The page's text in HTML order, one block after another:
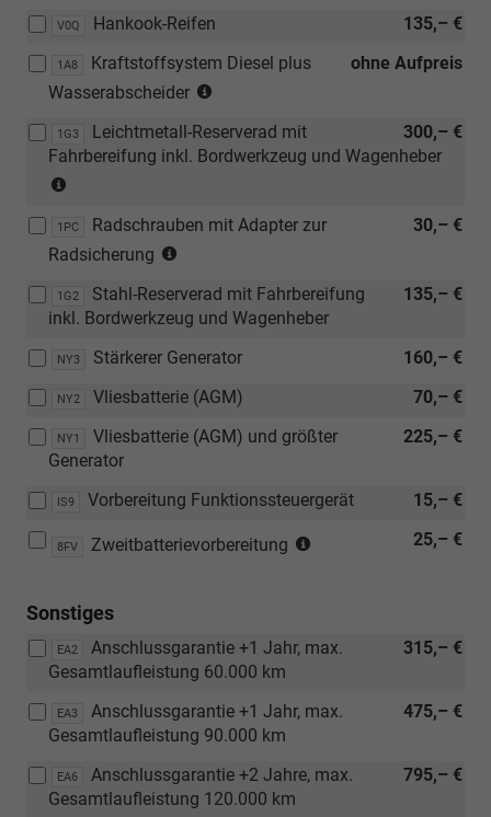
V0Q 135,– €
Hankook-Reifen
1A8 ohne Aufpreis
Kraftstoffsystem Diesel plus
Wasserabscheider
Verbindung
mit
1G3 300,– €
Leichtmetall-Reserverad mit
Fahrbereifung inkl. Bordwerkzeug und Wagenheber
Verbindung
mit
1PC 30,– €
Radschrauben mit Adapter zur
Radsicherung
Verbindung
mit
1G2 135,– €
Stahl-Reserverad mit Fahrbereifung
inkl. Bordwerkzeug und Wagenheber
NY3 160,– €
Stärkerer Generator
NY2 70,– €
Vliesbatterie (AGM)
NY1 225,– €
Vliesbatterie (AGM) und größter
Generator
IS9 15,– €
Vorbereitung Funktionssteuergerät
8FV 25,– €
Zweitbatterievorbereitung
Vorbereitung
oder
mit
Sonstiges
EA2 315,– €
Anschlussgarantie +1 Jahr, max.
Gesamtlaufleistung 60.000 km
EA3 475,– €
Anschlussgarantie +1 Jahr, max.
Gesamtlaufleistung 90.000 km
EA6 795,– €
Anschlussgarantie +2 Jahre, max.
Gesamtlaufleistung 120.000 km